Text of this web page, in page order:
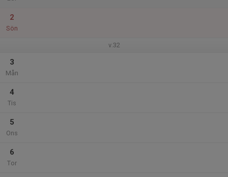
2
Sön
v.32
3
Mån
4
Tis
5
Ons
6
Tor